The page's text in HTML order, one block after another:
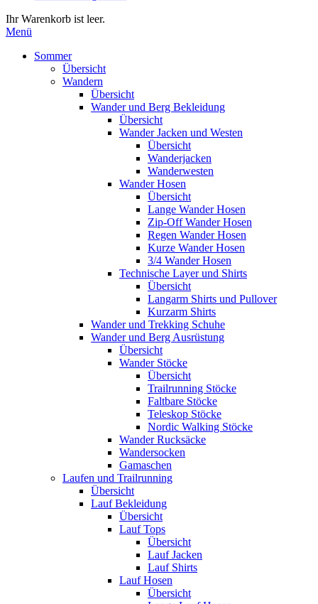
können
Touch-
und
Streichgesten
verwenden.
Ihr Warenkorb ist leer.
Menü
Sommer
Übersicht
Wandern
Übersicht
Wander und Berg Bekleidung
Übersicht
Wander Jacken und Westen
Übersicht
Wanderjacken
Wanderwesten
Wander Hosen
Übersicht
Lange Wander Hosen
Zip-Off Wander Hosen
Regen Wander Hosen
Kurze Wander Hosen
3/4 Wander Hosen
Technische Layer und Shirts
Übersicht
Langarm Shirts und Pullover
Kurzarm Shirts
Wander und Trekking Schuhe
Wander und Berg Ausrüstung
Übersicht
Wander Stöcke
Übersicht
Trailrunning Stöcke
Faltbare Stöcke
Teleskop Stöcke
Nordic Walking Stöcke
Wander Rucksäcke
Wandersocken
Gamaschen
Laufen und Trailrunning
Übersicht
Lauf Bekleidung
Übersicht
Lauf Tops
Übersicht
Lauf Jacken
Lauf Shirts
Lauf Hosen
Übersicht